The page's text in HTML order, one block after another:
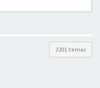
2201 temas